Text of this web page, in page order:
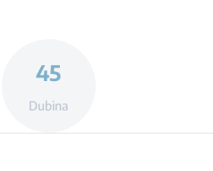
45
Dubina